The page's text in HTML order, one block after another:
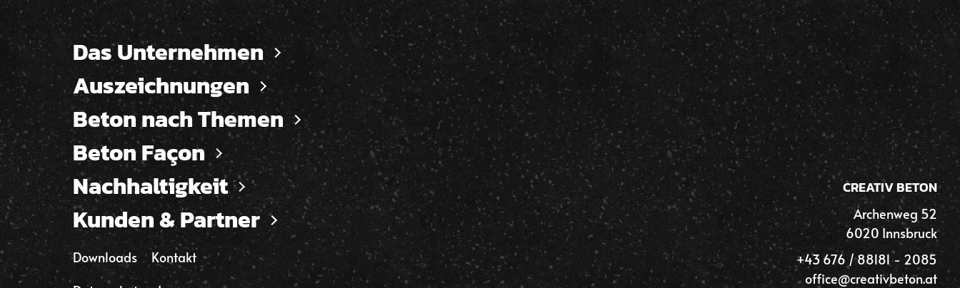
Das Unternehmen
Auszeichnungen
Beton nach Themen
Beton Façon
Nachhaltigkeit
Kunden & Partner
Downloads
Kontakt
CREATIV BETON
Archenweg 52
6020 Innsbruck
+43 676 / 88181 - 2085
office@creativbeton.at